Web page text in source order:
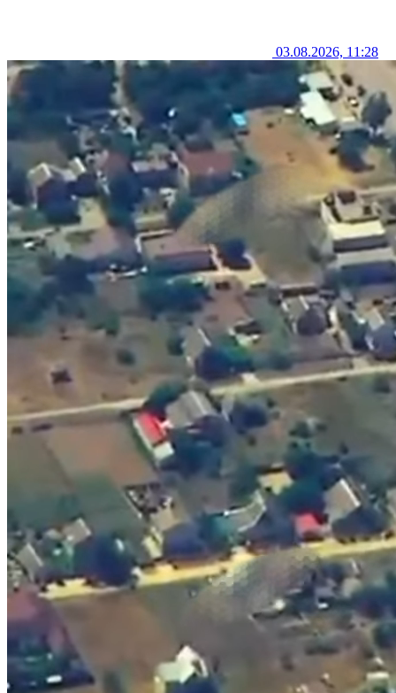
03.08.2026, 11:28